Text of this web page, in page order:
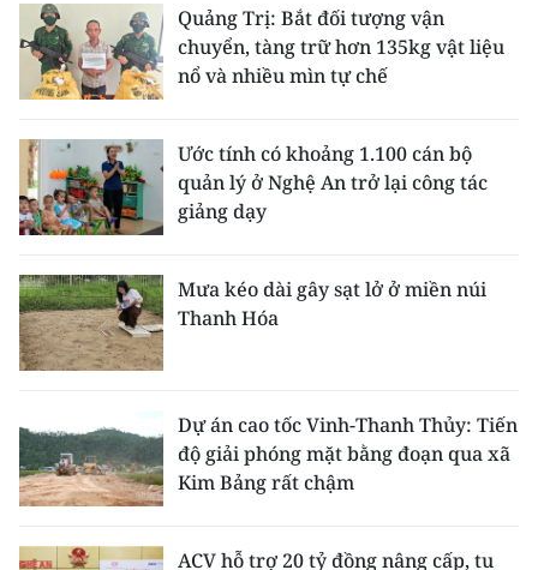
Quảng Trị: Bắt đối tượng vận
chuyển, tàng trữ hơn 135kg vật liệu
nổ và nhiều mìn tự chế
Ước tính có khoảng 1.100 cán bộ
quản lý ở Nghệ An trở lại công tác
giảng dạy
Mưa kéo dài gây sạt lở ở miền núi
Thanh Hóa
Dự án cao tốc Vinh-Thanh Thủy: Tiến
độ giải phóng mặt bằng đoạn qua xã
Kim Bảng rất chậm
ACV hỗ trợ 20 tỷ đồng nâng cấp, tu